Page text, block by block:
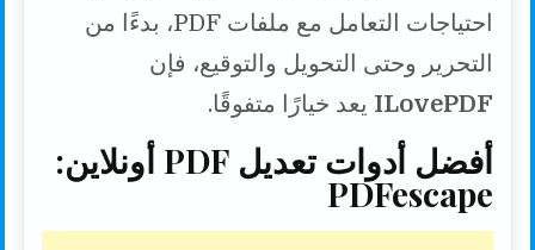
احتياجات التعامل مع ملفات PDF، بدءًا من
التحرير وحتى التحويل والتوقيع، فإن
ILovePDF يعد خيارًا متفوقًا.
أفضل أدوات تعديل PDF أونلاين:
PDFescape